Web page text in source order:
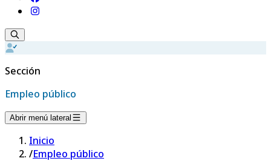
Sección
Empleo público
Abrir menú lateral
Inicio
/Empleo público